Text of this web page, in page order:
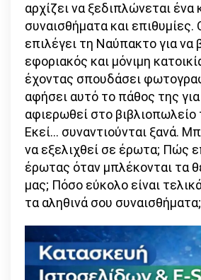
αρχίζει να ξεδιπλώνεται ένα
συναισθήματα και επιθυμίες.
επιλέγει τη Ναύπακτο για να
εφοριακός και μόνιμη
έχοντας σπουδάσει
αφήσει αυτό το πάθος της για
αφιερωθεί στο βιβλιοπωλείο
Εκεί… συναντιούνται ξανά.
να εξελιχθεί σε έρωτα; Πώς
έρωτας όταν μπλέκονται τα
μας; Πόσο εύκολο είναι
τα αληθινά σου συναισθήματα;